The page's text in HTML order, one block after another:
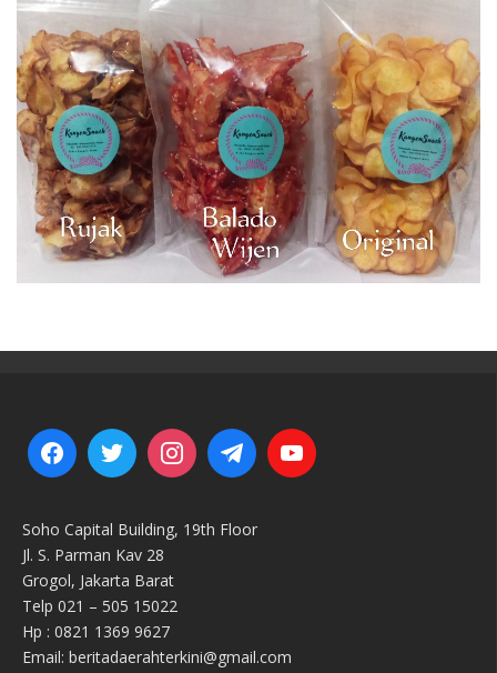
Soho Capital Building, 19th Floor
Jl. S. Parman Kav 28
Grogol, Jakarta Barat
Telp 021 – 505 15022
Hp : 0821 1369 9627
Email: beritadaerahterkini@gmail.com